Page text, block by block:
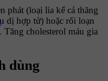
phát (loại lia kể cả thăng
dị hợp tử) hoặc rối loạn
cholesterol máu gia
dùng